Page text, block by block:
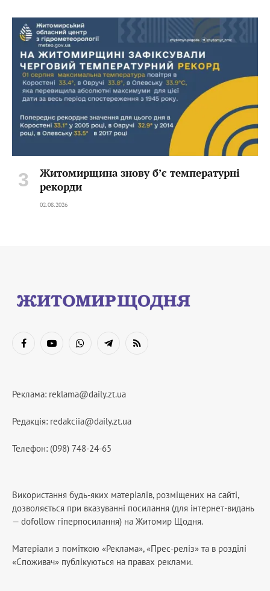
Житомирщина знову б’є температурні
рекорди
02.08.2026
FacebookYouTubeWhatsAppTelegramRSS
Реклама: reklama@daily.zt.ua
Редакція: redakciia@daily.zt.ua
Телефон: (098) 748-24-65
Використання будь-яких матеріалів, розміщених на сайті,
дозволяється при вказуванні посилання (для інтернет-видань
— dofollow гіперпосилання) на Житомир Щодня.
Матеріали з поміткою «Реклама», «Прес-реліз» та в розділі
«Споживач» публікуються на правах реклами.